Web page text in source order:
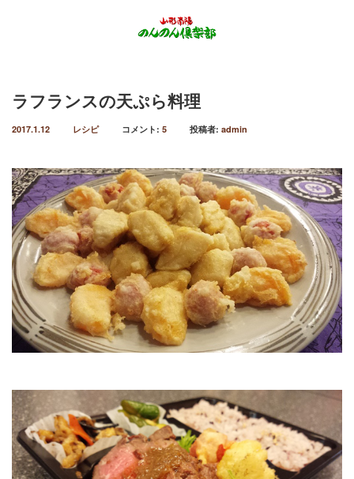
ラフランスの天ぷら料理
2017.1.12 レシピ コメント: 5 投稿者: admin
会社概要
生育過程
生産者の顔
お客様の声
おすすめレシピ
担い手育成